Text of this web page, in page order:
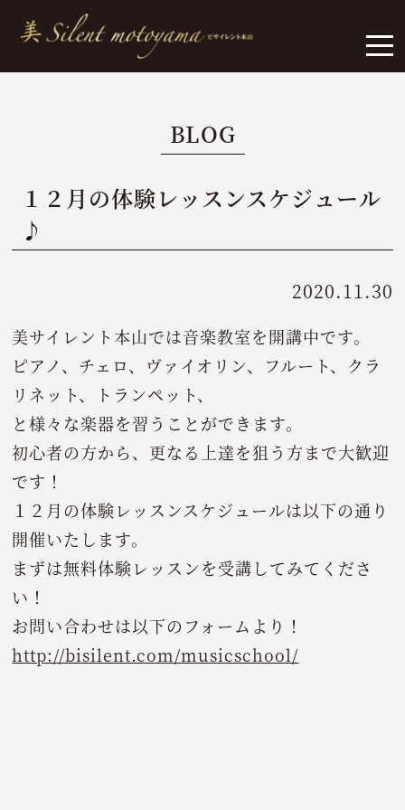
BLOG
１２月の体験レッスンスケジュール
♪
2020.11.30
美サイレント本山では音楽教室を開講中です。
ピアノ、チェロ、ヴァイオリン、フルート、クラ
リネット、トランペット、
と様々な楽器を習うことができます。
初心者の方から、更なる上達を狙う方まで大歓迎
です！
１２月の体験レッスンスケジュールは以下の通り
開催いたします。
まずは無料体験レッスンを受講してみてくださ
い！
お問い合わせは以下のフォームより！
http://bisilent.com/musicschool/